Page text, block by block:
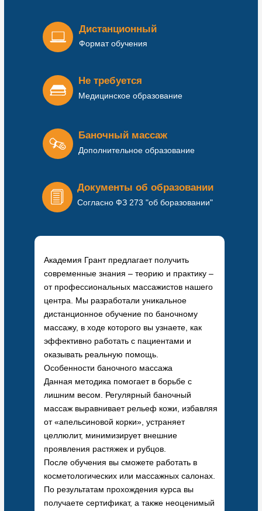
Документы об образовании
Согласно ФЗ 273 "об боразовании"
Баночный массаж
Дополнительное образование
Не требуется
Медицинское образование
Дистанционный
Формат обучения
Академия Грант предлагает получить
современные знания – теорию и практику –
от профессиональных массажистов нашего
центра. Мы разработали уникальное
дистанционное обучение по баночному
массажу, в ходе которого вы узнаете, как
эффективно работать с пациентами и
оказывать реальную помощь.
Особенности баночного массажа
Данная методика помогает в борьбе с
лишним весом. Регулярный баночный
массаж выравнивает рельеф кожи, избавляя
от «апельсиновой корки», устраняет
целлюлит, минимизирует внешние
проявления растяжек и рубцов.
После обучения вы сможете работать в
косметологических или массажных салонах.
По результатам прохождения курса вы
получаете сертификат, а также неоценимый